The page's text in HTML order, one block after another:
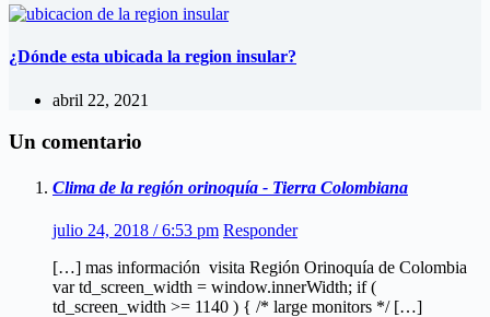
¿Dónde esta ubicada la region insular?
abril 22, 2021
Un comentario
Clima de la región orinoquía - Tierra Colombiana
julio 24, 2018 / 6:53 pm Responder
[…] mas información visita Región Orinoquía de Colombia
var td_screen_width = window.innerWidth; if (
td_screen_width >= 1140 ) { /* large monitors */ […]